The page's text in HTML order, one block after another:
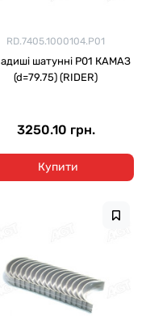
RD.7405.1000104.Р01
шатунні Р01 КАМАЗ
(d=79.75) (RIDER)
3250.10 грн.
Купити